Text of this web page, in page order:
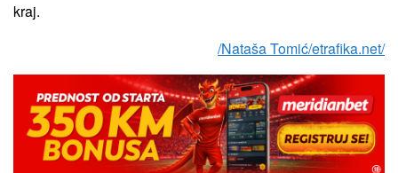
kraj.
/Nataša Tomić/etrafika.net/